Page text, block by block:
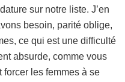
sur notre liste. J’en
besoin, parité oblige,
ce qui est une difficulté
absurde, comme vous
forcer les femmes à se